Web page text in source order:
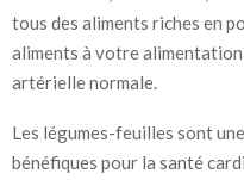
tous des aliments riches en
aliments à votre
artérielle normale.
Les légumes-feuilles sont
bénéfiques pour la santé